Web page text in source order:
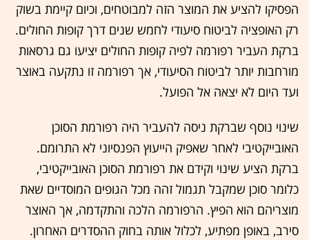
הפסיקו להציע את המוצר הזה למבוטחים, וכיום קיימת בשוק
רק האופציה לביטוח סיעודי לחמש שנים דרך קופות החולים.
ברקת העביר רפורמה לפיה קופות החולים יציעו גם גרסאות
מורחבות יותר לביטוח הסיעודי, אך רפורמה זו נתקעה באוצר
ועד היום לא יצאה אל הפועל.
שינוי נוסף שברקת ניסה להעביר היה רפורמת הסוכן
האובייקטיבי לאחר שאפיק הייעוץ הפנסיוני לא התרומם.
ברקת הציע שינוי וקידם את רפורמת הסוכן האובייקטיבי,
כלומר סוכן שמקבל תגמול זהה מכל הגופים המוסדיים שאת
מוצריהם הוא הפיץ. הרפורמה הלכה והתקדמה, אך האוצר
סירב, באופן מפתיע, לכלול אותה בחוק ההסדרים האחרון.